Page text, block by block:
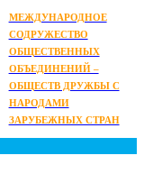
МЕЖДУНАРОДНОЕ
СОДРУЖЕСТВО
ОБЩЕСТВЕННЫХ
ОБЪЕДИНЕНИЙ –
ОБЩЕСТВ ДРУЖБЫ С
НАРОДАМИ
ЗАРУБЕЖНЫХ СТРАН